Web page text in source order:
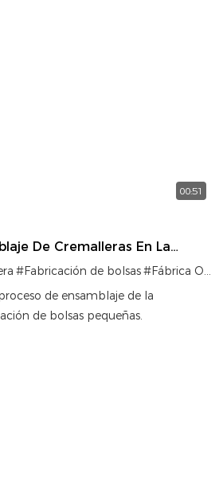
00:51
De Cremalleras En La
| Artesanía De Precisión
#Fabricación de bolsas#Fábrica OEM
de ensamblaje de la
de bolsas pequeñas.